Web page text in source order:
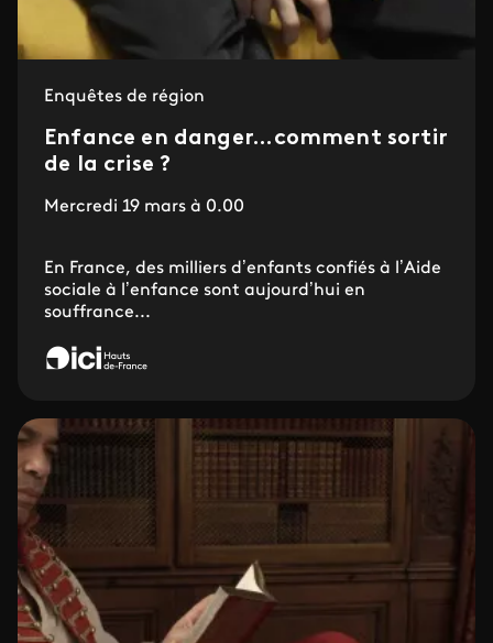
Enquêtes de région
Enfance en danger...comment sortir
de la crise ?
Mercredi 19 mars à 0.00
En France, des milliers d’enfants confiés à l’Aide
sociale à l’enfance sont aujourd’hui en
souffrance...